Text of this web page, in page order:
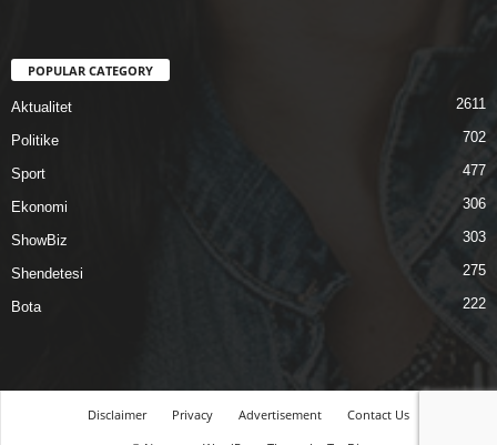
POPULAR CATEGORY
Aktualitet 2611
Politike 702
Sport 477
Ekonomi 306
ShowBiz 303
Shendetesi 275
Bota 222
Disclaimer Privacy Advertisement
Contact Us